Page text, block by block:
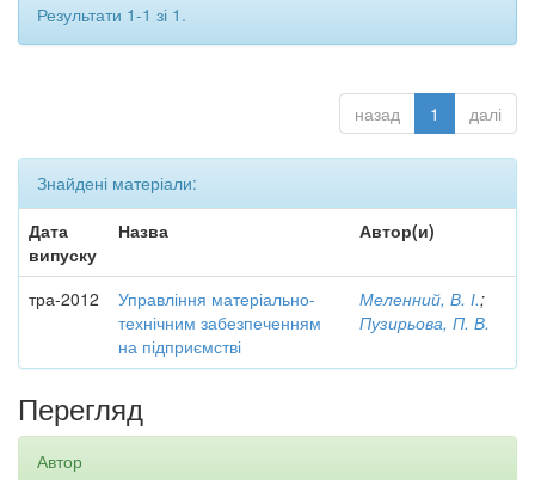
Результати 1-1 зі 1.
назад 1 далі
Знайдені матеріали:
Дата
випуску
Назва Автор(и)
тра-2012
Управління матеріально-
технічним забезпеченням
на підприємстві
Меленний, В. І.;
Пузирьова, П. В.
Перегляд
Автор